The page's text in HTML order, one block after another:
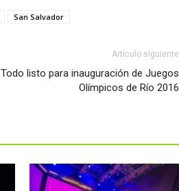
San Salvador
Artículo siguiente
Todo listo para inauguración de Juegos
Olímpicos de Río 2016